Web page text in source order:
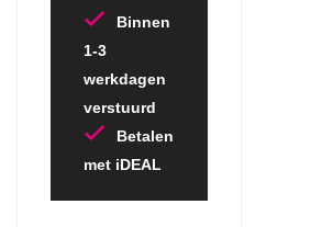
Binnen
1-3
werkdagen
verstuurd
Betalen
met iDEAL